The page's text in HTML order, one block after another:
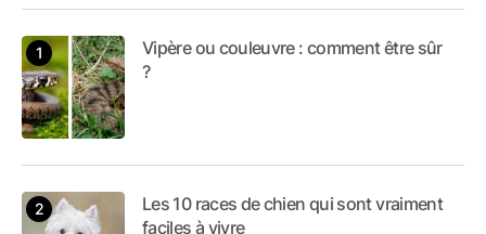
Vipère ou couleuvre : comment être sûr
?
Les 10 races de chien qui sont vraiment
faciles à vivre